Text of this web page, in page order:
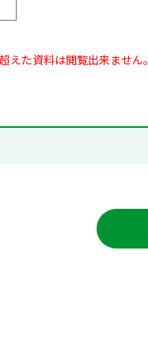
えた資料は閲覧出来ません。